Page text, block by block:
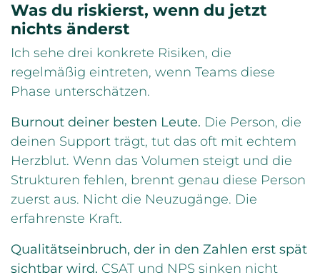
Was du riskierst, wenn du jetzt
nichts änderst
Ich sehe drei konkrete Risiken, die
regelmäßig eintreten, wenn Teams diese
Phase unterschätzen.
Burnout deiner besten Leute. Die Person, die
deinen Support trägt, tut das oft mit echtem
Herzblut. Wenn das Volumen steigt und die
Strukturen fehlen, brennt genau diese Person
zuerst aus. Nicht die Neuzugänge. Die
erfahrenste Kraft.
Qualitätseinbruch, der in den Zahlen erst spät
sichtbar wird. CSAT und NPS sinken nicht